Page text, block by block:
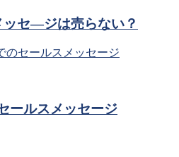
セ―ジは売らない？
ールスメッセージ